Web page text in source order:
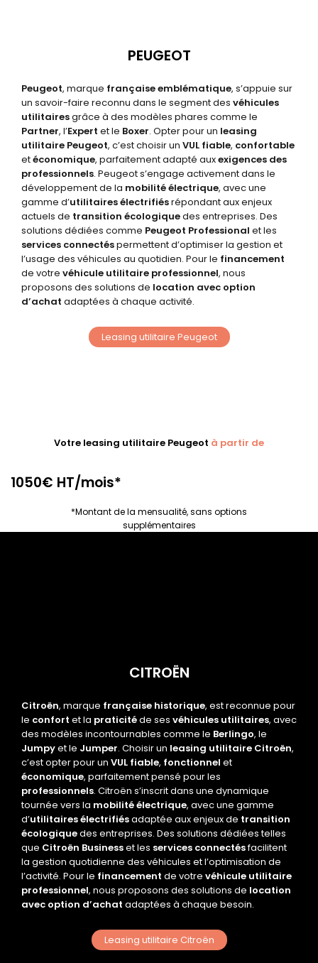
PEUGEOT
Peugeot, marque française emblématique, s’appuie sur
un savoir-faire reconnu dans le segment des véhicules
utilitairesgrâce à des modèles phares comme le
Partner, l’Expert et le Boxer. Opter pour un leasing
utilitaire Peugeot, c’est choisir un VUL fiable, confortable
etéconomique, parfaitement adapté auxexigences des
professionnels. Peugeot s’engage activement dans le
développement de la mobilité électrique, avec une
gamme d’utilitaires électrifiésrépondant aux enjeux
actuels de transition écologiquedes entreprises. Des
solutions dédiées comme Peugeot Professional et les
services connectéspermettent d’optimiser la gestion et
l’usage des véhicules au quotidien. Pour le financement
de votre véhicule utilitaire professionnel, nous
proposons des solutions de location avec option
d’achat adaptées à chaque activité.
Leasing utilitaire Peugeot
Votre leasing utilitaire Peugeot à partir de
1050€ HT/mois*
*Montant de la mensualité, sans options
supplémentaires
CITROËN
Citroën, marque française historique, est reconnue pour
le confort et la praticitéde ses véhicules utilitaires, avec
des modèles incontournables comme le Berlingo, le
Jumpyet le Jumper. Choisir un leasing utilitaire Citroën,
c’est opter pour un VUL fiable, fonctionnel et
économique, parfaitement pensé pour les
professionnels. Citroën s’inscrit dans une dynamique
tournée vers la mobilité électrique, avec une gamme
d’utilitaires électrifiésadaptée aux enjeux de transition
écologiquedes entreprises. Des solutions dédiées telles
que Citroën Businesset les services connectésfacilitent
la gestion quotidienne des véhicules et l’optimisation de
l’activité. Pour le financement de votre véhicule utilitaire
professionnel, nous proposons des solutions de location
avec option d’achat adaptées à chaque besoin.
Leasing utilitaire Citroën